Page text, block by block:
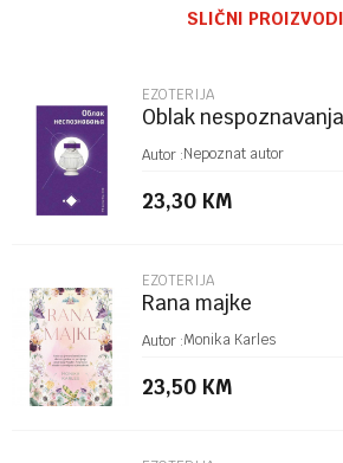
Poruka
POŠALJI
SLIČNI PROIZVODI
EZOTERIJA
Oblak nespoznavanja
Autor :Nepoznat autor
23,30 KM
EZOTERIJA
Rana majke
Autor :Monika Karles
23,50 KM